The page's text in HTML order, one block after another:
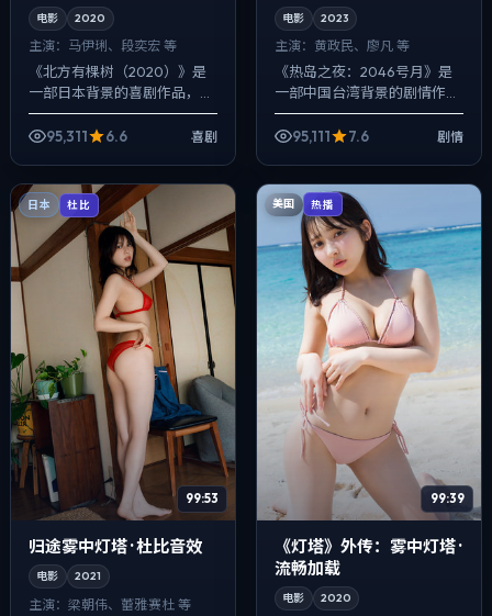
电影 2020
主演： 马伊琍、段奕宏 等
《北方有棵树（2020）》是
一部日本背景的喜剧作品，
2020年公映，由宁浩执导，
马伊琍、段奕宏、刘亦菲等主
95,311 6.6 喜剧
电影 2023
主演： 黄政民、廖凡 等
《热岛之夜：2046号月》是
一部中国台湾背景的剧情作
品，2023年公映，由宁浩执
导，黄政民、廖凡、张译等主
95,111 7.6 剧情
日本 杜比
99:53
归途雾中灯塔 · 杜比音效
电影 2021
主演： 梁朝伟、蕾雅·赛杜 等
美国 热播
99:39
《灯塔》外传：雾中灯塔 ·
流畅加载
电影 2020